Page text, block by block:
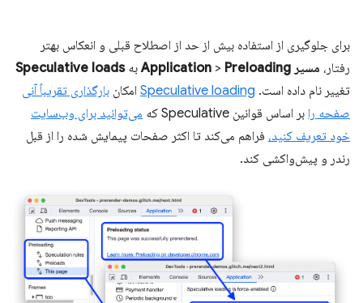
برای جلوگیری از استفاده بیش از حد از اصطلاح قبلی و انعکاس بهتر
رفتار، مسیر Application > Preloading بهSpeculative loads
تغییر نام داده است. Speculative loading امکان بارگذاری تقریباً آنی
صفحه را بر اساس قوانین Speculative که
می‌توانید برای وب‌سایت
خود تعریف کنید، فراهم می‌کند تا اکثر صفحات پیمایش شده را از قبل
رندر و پیش‌واکشی کند.